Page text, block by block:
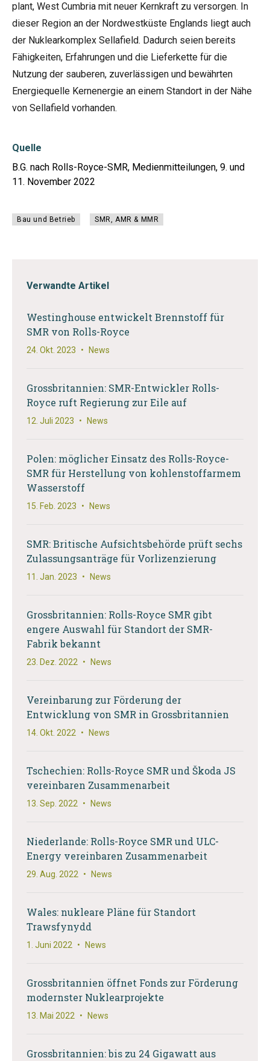
plant, West Cumbria mit neuer Kernkraft zu versorgen. In
dieser Region an der Nordwestküste Englands liegt auch
der Nuklearkomplex Sellafield. Dadurch seien bereits
Fähigkeiten, Erfahrungen und die Lieferkette für die
Nutzung der sauberen, zuverlässigen und bewährten
Energiequelle Kernenergie an einem Standort in der Nähe
von Sellafield vorhanden.
Quelle
B.G. nach Rolls-Royce-SMR, Medienmitteilungen, 9. und
11. November 2022
Bau und Betrieb SMR, AMR & MMR
Verwandte Artikel
Westinghouse entwickelt Brennstoff für
SMR von Rolls-Royce
24. Okt. 2023 • News
Grossbritannien: SMR-Entwickler Rolls-
Royce ruft Regierung zur Eile auf
12. Juli 2023 • News
Polen: möglicher Einsatz des Rolls-Royce-
SMR für Herstellung von kohlenstoffarmem
Wasserstoff
15. Feb. 2023 • News
SMR: Britische Aufsichtsbehörde prüft sechs
Zulassungsanträge für Vorlizenzierung
11. Jan. 2023 • News
Grossbritannien: Rolls-Royce SMR gibt
engere Auswahl für Standort der SMR-
Fabrik bekannt
23. Dez. 2022 • News
Vereinbarung zur Förderung der
Entwicklung von SMR in Grossbritannien
14. Okt. 2022 • News
Tschechien: Rolls-Royce SMR und Škoda JS
vereinbaren Zusammenarbeit
13. Sep. 2022 • News
Niederlande: Rolls-Royce SMR und ULC-
Energy vereinbaren Zusammenarbeit
29. Aug. 2022 • News
Wales: nukleare Pläne für Standort
Trawsfynydd
1. Juni 2022 • News
Grossbritannien öffnet Fonds zur Förderung
modernster Nuklearprojekte
13. Mai 2022 • News
Grossbritannien: bis zu 24 Gigawatt aus